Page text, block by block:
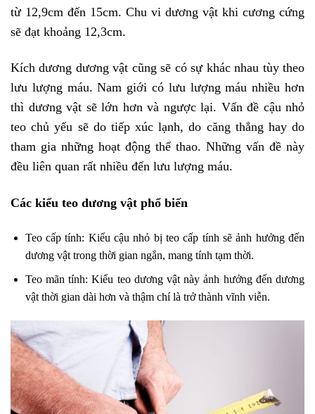
từ 12,9cm đến 15cm. Chu vi dương vật khi cương cứng
sẽ đạt khoảng 12,3cm.
Kích dương dương vật cũng sẽ có sự khác nhau tùy theo
lưu lượng máu. Nam giới có lưu lượng máu nhiều hơn
thì dương vật sẽ lớn hơn và ngược lại. Vấn đề cậu nhỏ
teo chủ yếu sẽ do tiếp xúc lạnh, do căng thẳng hay do
tham gia những hoạt động thể thao. Những vấn đề này
đều liên quan rất nhiều đến lưu lượng máu.
Các kiểu teo dương vật phổ biến
Teo cấp tính: Kiểu cậu nhỏ bị teo cấp tính sẽ ảnh hưởng đến
dương vật trong thời gian ngắn, mang tính tạm thời.
Teo mãn tính: Kiểu teo dương vật này ảnh hưởng đến dương
vật thời gian dài hơn và thậm chí là trở thành vĩnh viễn.